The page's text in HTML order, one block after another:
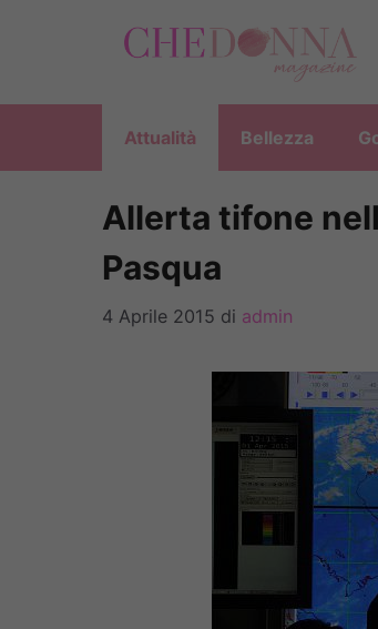
Attualità Bellezza
Allerta tifone
Pasqua
4 Aprile 2015 di admin